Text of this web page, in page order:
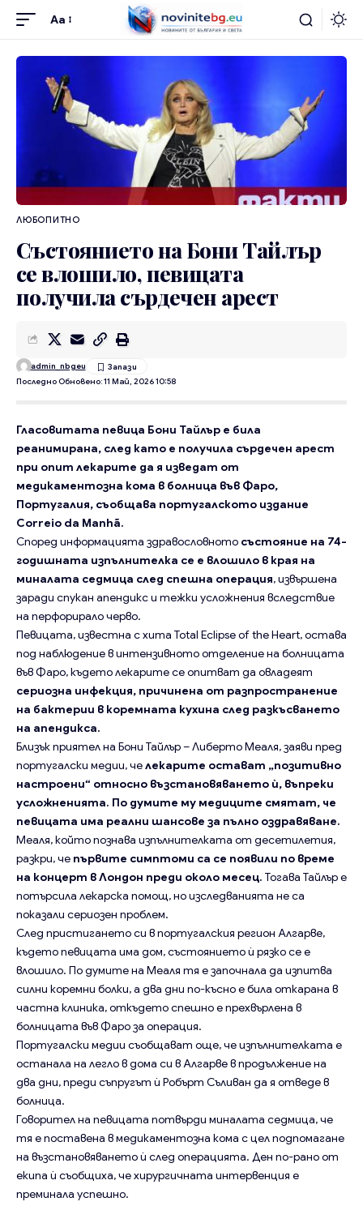
Aa
ЛЮБОПИТНО
Състоянието на Бони Тайлър
се влошило, певицата
получила сърдечен арест
Последно Обновено: 11 Май, 2026 10:58
admin_nbgeu
Гласовитата певица Бони Тайлър е била
реанимирана, след като е получила сърдечен арест
при опит лекарите да я изведат от
медикаментозна кома в болница във Фаро,
Португалия, съобщава португалското издание
Correio da Manhã.
Според информацията здравословното състояние на 74-
годишната изпълнителка се е влошило в края на
миналата седмица след спешна операция, извършена
заради спукан апендикс и тежки усложнения вследствие
на перфорирало черво.
Певицата, известна с хита Total Eclipse of the Heart, остава
под наблюдение в интензивното отделение на болницата
във Фаро, където лекарите се опитват да овладеят
сериозна инфекция, причинена от разпространение
на бактерии в коремната кухина след разкъсването
на апендикса.
Близък приятел на Бони Тайлър – Либерто Меаля, заяви пред
португалски медии, челекарите остават „позитивно
настроени“ относно възстановяването ѝ, въпреки
усложненията. По думите му медиците смятат, че
певицата има реални шансове за пълно оздравяване.
Меаля, който познава изпълнителката от десетилетия,
разкри, че първите симптоми са се появили по време
на концерт в Лондон преди около месец. Тогава Тайлър е
потърсила лекарска помощ, но изследванията не са
показали сериозен проблем.
След пристигането си в португалския регион Алгарве,
където певицата има дом, състоянието ѝ рязко се е
влошило. По думите на Меаля тя е започнала да изпитва
силни коремни болки, а два дни по-късно е била откарана в
частна клиника, откъдето спешно е прехвърлена в
болницата във Фаро за операция.
Португалски медии съобщават още, че изпълнителката е
останала на легло в дома си в Алгарве в продължение на
два дни, преди съпругът ѝ Робърт Съливан да я отведе в
болница.
Говорител на певицата потвърди миналата седмица, че
тя е поставена в медикаментозна кома с цел подпомагане
на възстановяването ѝ след операцията. Ден по-рано от
екипа ѝ съобщиха, че хирургичната интервенция е
преминала успешно.